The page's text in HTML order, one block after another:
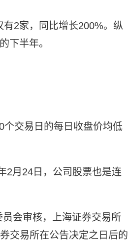
2家，同比增长200%。纵
下半年。
个交易日的每日收盘价均低
2月24日，公司股票也是连
会审核，上海证券交易所
交易所在公告决定之日后的